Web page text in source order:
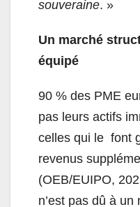
souveraine. »
Un marché
équipé
90 % des PME
pas leurs actifs
celles qui le font
revenus
(OEB/EUIPO,
n’est pas dû à